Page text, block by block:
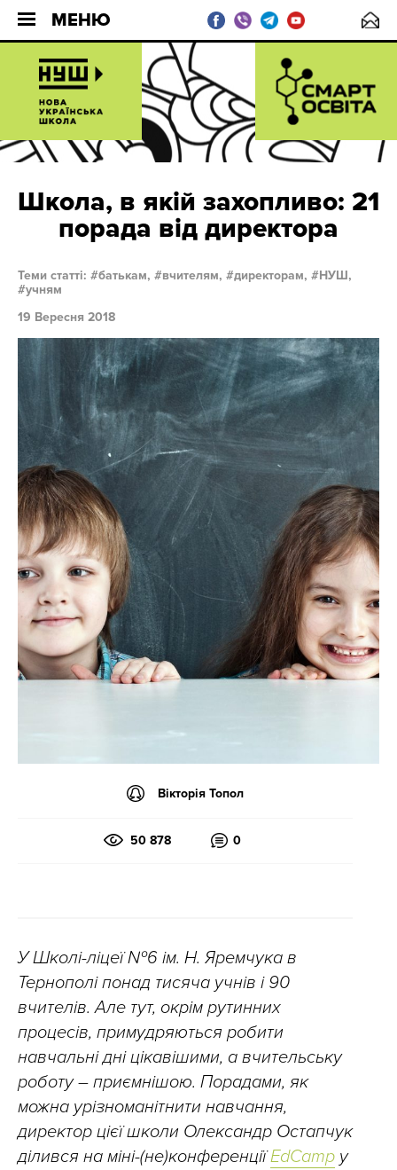
МЕНЮ
Школа, в якій захопливо: 21
порада від директора
Теми статті: батькам, вчителям, директорам,
НУШ,
учням
19 Вересня 2018
Вікторія Топол
50 878 0
У Школі-ліцеї №6 ім. Н. Яремчука в
Тернополі понад тисяча учнів і 90
вчителів. Але тут, окрім рутинних
процесів, примудряються робити
навчальні дні цікавішими, а вчительську
роботу– приємнішою. Порадами, як
можна урізноманітнити навчання,
директор цієї школи Олександр Остапчук
ділився на міні-(не)конференціїEdCamp у